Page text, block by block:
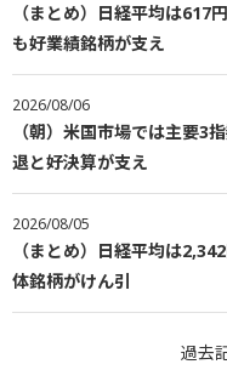
（まとめ）日経平均は
も好業績銘柄が支え
2026/08/06
（朝）米国市場では主要
退と好決算が支え
2026/08/05
（まとめ）日経平均は
体銘柄がけん引
過去